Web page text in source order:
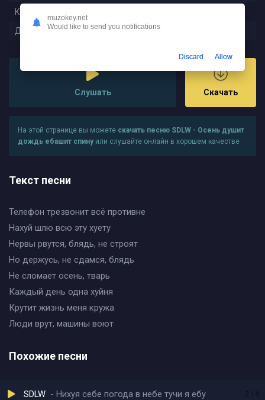
Качество:
Дата релиза:
2025-11-15 23:09:02
Слушать Скачать
На этой странице вы можете скачать песню SDLW - Осень душит
дождь ебашит спину или слушайте онлайн в хорошем качестве
Текст песни
Телефон трезвонит всё противне
Нахуй шлю всю эту хуету
Нервы рвутся, блядь, не строят
Но держусь, не сдамся, блядь
Не сломает осень, тварь
Каждый день одна хуйня
Крутит жизнь меня кружа
Люди врут, машины воют
Похожие песни
SDLW Нихуя себе погода в небе тучи я ебу 2:14
muzokey.net
Would like to send you notifications
Discard Allow